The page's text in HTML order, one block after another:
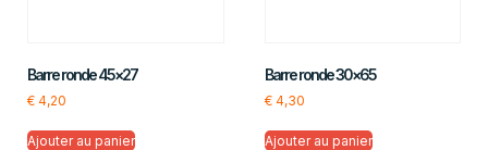
Barre ronde 45×27
€ 4,20
Ajouter au panier
Barre ronde 30×65
€4,30
Ajouter au panier